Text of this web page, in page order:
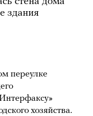
здания
переулке
хозяйства.